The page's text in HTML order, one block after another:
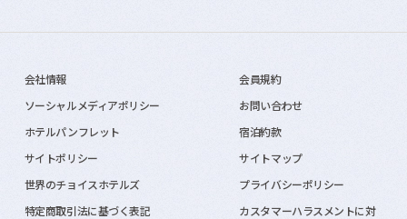
会社情報
会員規約
ソーシャルメディアポリシー
お問い合わせ
ホテルパンフレット
宿泊約款
サイトポリシー
サイトマップ
世界のチョイスホテルズ
プライバシーポリシー
特定商取引法に基づく表記
カスタマーハラスメントに対